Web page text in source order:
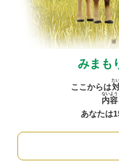
みまも
ここからは
た
内容
ないよう
あなたは